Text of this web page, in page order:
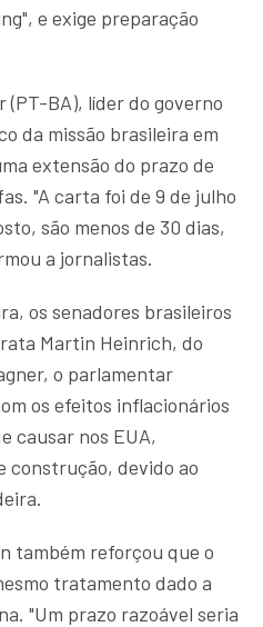
e exige preparação
(PT-BA), líder do governo
da missão brasileira em
extensão do prazo de
"A carta foi de 9 de julho
são menos de 30 dias,
a jornalistas.
os senadores brasileiros
Martin Heinrich, do
o parlamentar
os efeitos inflacionários
causar nos EUA,
construção, devido ao
também reforçou que o
tratamento dado a
"Um prazo razoável seria